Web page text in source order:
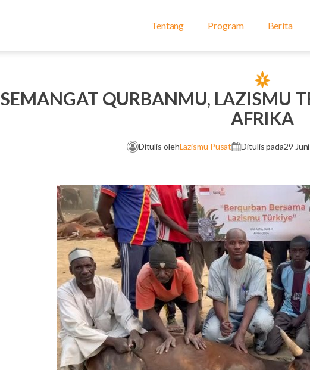
Tentang Program Berita
SEMANGAT QURBANMU, LAZISMU
AFRIKA
Ditulis olehLazismu Pusat Ditulis pada29